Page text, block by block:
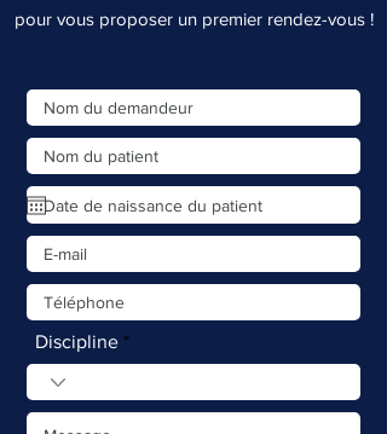
pour vous proposer un premier rendez-vous !
Discipline